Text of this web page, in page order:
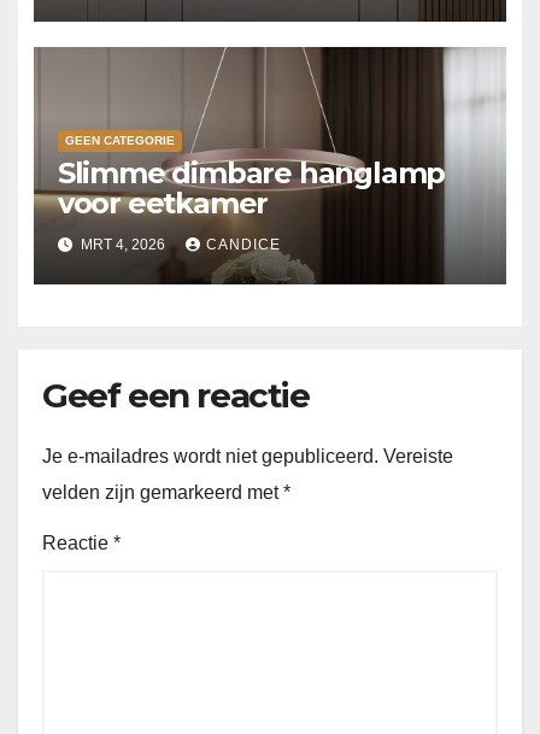
GEEN CATEGORIE
Slimme dimbare hanglamp
voor eetkamer
MRT 4, 2026 CANDICE
Geef een reactie
Je e-mailadres wordt niet gepubliceerd. Vereiste
velden zijn gemarkeerd met*
Reactie *